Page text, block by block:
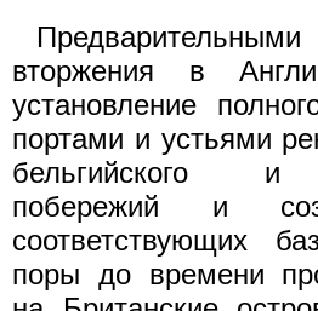
вторжения в
установление
портами и устьями
бельгийского и
побережий и
соответствующих
поры до времени